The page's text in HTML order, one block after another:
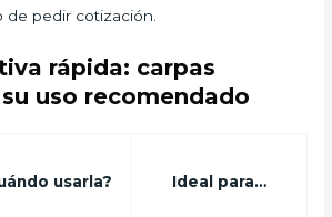
de pedir cotización.
rápida: carpas
uso recomendado
usarla? Ideal para…